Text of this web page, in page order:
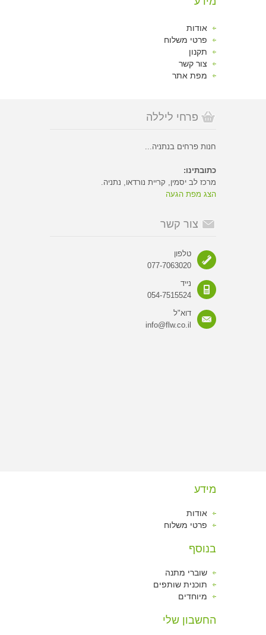
אודות
פרטי משלוח
תקנון
צור קשר
מפת אתר
פרחי ליללה
חנות פרחים בנתניה...
כתובתינו:
מרכז לב יסמין, קריית נורדאו, נתניה.
הצג מפת הגעה
צור קשר
טלפון
077-7063020
נייד
054-7515524
דוא"ל
info@flw.co.il
מידע
אודות
פרטי משלוח
בנוסף
שוברי מתנה
תוכנית שותפים
מיוחדים
החשבון שלי